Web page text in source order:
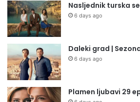
Nasljednik turska
6 days ago
Daleki grad |
6 days ago
Plamen ljubavi 29